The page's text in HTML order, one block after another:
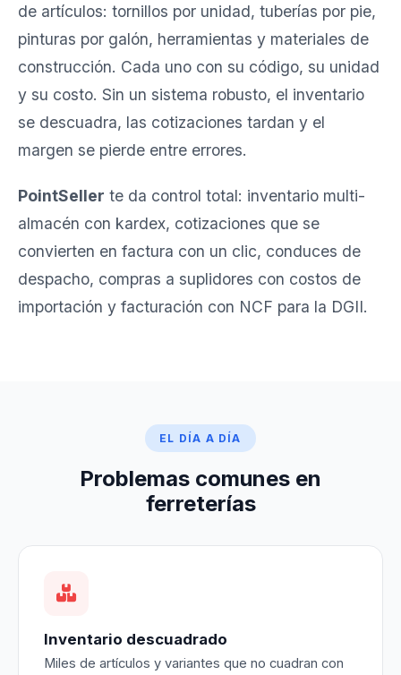
de artículos: tornillos por unidad, tuberías por pie,
pinturas por galón, herramientas y materiales de
construcción. Cada uno con su código, su unidad
y su costo. Sin un sistema robusto, el inventario
se descuadra, las cotizaciones tardan y el
margen se pierde entre errores.
PointSeller te da control total: inventario multi-
almacén con kardex, cotizaciones que se
convierten en factura con un clic, conduces de
despacho, compras a suplidores con costos de
importación y facturación con NCF para la DGII.
EL DÍA A DÍA
Problemas comunes en
ferreterías
Inventario descuadrado
Miles de artículos y variantes que no cuadran con